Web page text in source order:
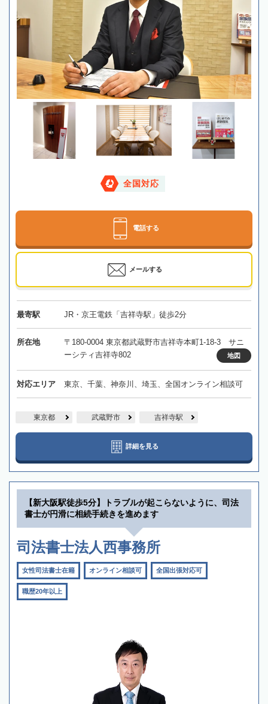
全国対応
電話する
メールする
最寄駅 JR・京王電鉄「吉祥寺駅」徒歩2分
所在地
〒180-0004 東京都武蔵野市吉祥寺本町1-18-3 サニ
ーシティ吉祥寺802
地図
対応エリア 東京、千葉、神奈川、埼玉、全国オンライン相談可
東京都 武蔵野市 吉祥寺駅
詳細を見る
【新大阪駅徒歩5分】トラブルが起こらないように、司法
書士が円滑に相続手続きを進めます
司法書士法人西事務所
女性司法書士在籍 オンライン相談可 全国出張対応可
職歴20年以上